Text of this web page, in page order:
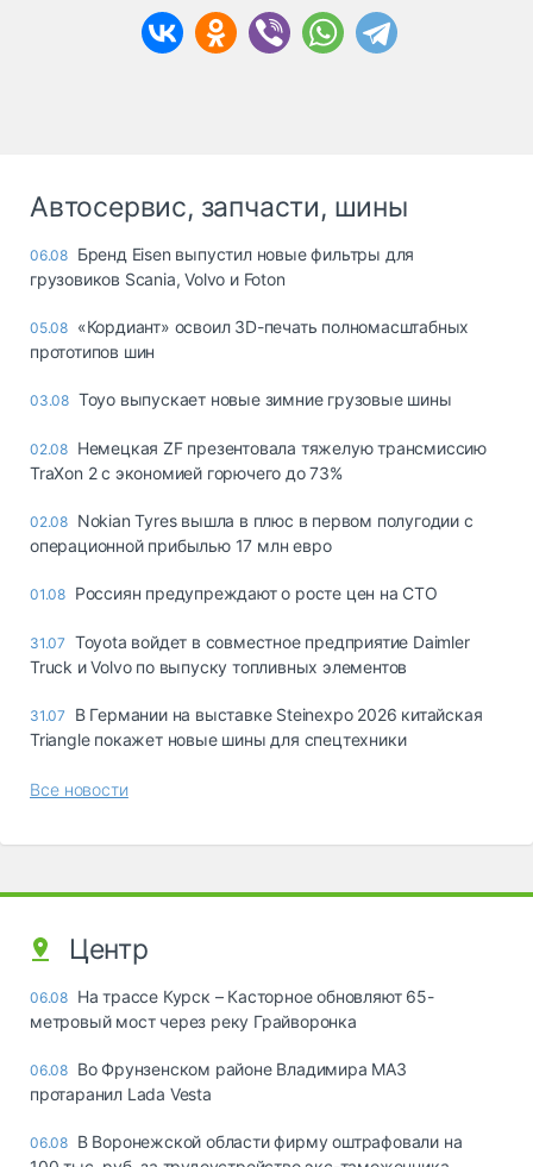
Автосервис, запчасти, шины
06.08 Бренд Eisen выпустил новые фильтры для
грузовиков Scania, Volvo и Foton
05.08 «Кордиант» освоил 3D-печать полномасштабных
прототипов шин
03.08 Toyo выпускает новые зимние грузовые шины
02.08 Немецкая ZF презентовала тяжелую трансмиссию
TraXon 2 с экономией горючего до 73%
02.08 Nokian Tyres вышла в плюс в первом полугодии с
операционной прибылью 17 млн евро
01.08 Россиян предупреждают о росте цен на СТО
31.07 Toyota войдет в совместное предприятие Daimler
Truck и Volvo по выпуску топливных элементов
31.07
В Германии на выставке Steinexpo 2026 китайская
Triangle покажет новые шины для спецтехники
Все новости
Центр
06.08 На трассе Курск – Касторное обновляют 65-
метровый мост через реку Грайворонка
06.08 Во Фрунзенском районе Владимира МАЗ
протаранил Lada Vesta
06.08 В Воронежской области фирму оштрафовали на